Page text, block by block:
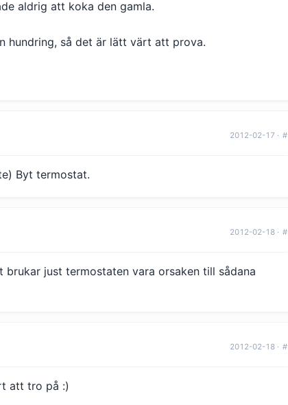
aldrig att koka den gamla.
hundring, så det är lätt värt att prova.
2012-02-17 · #
Byt termostat.
2012-02-18 · #
just termostaten vara orsaken till sådana
2012-02-18 · #
att tro på :)